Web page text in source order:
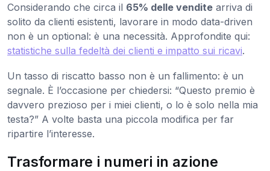
Considerando che circa il 65% delle vendite arriva di
solito da clienti esistenti, lavorare in modo data-driven
non è un optional: è una necessità. Approfondite qui:
statistiche sulla fedeltà dei clienti e impatto sui ricavi.
Un tasso di riscatto basso non è un fallimento: è un
segnale. È l’occasione per chiedersi: “Questo premio è
davvero prezioso per i miei clienti, o lo è solo nella mia
testa?” A volte basta una piccola modifica per far
ripartire l’interesse.
Trasformare i numeri in azione